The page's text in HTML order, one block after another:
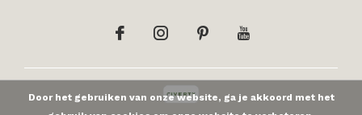
Door het gebruiken van onze website, ga je akkoord met het